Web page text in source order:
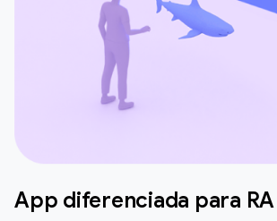
App diferenciada para RA